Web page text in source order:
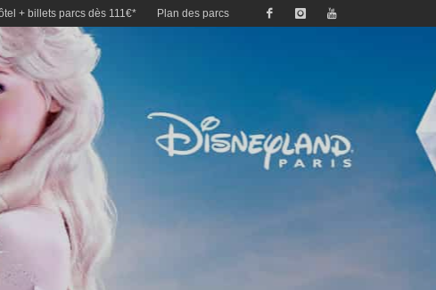
+ billets parcs dès 111€* Plan des parcs